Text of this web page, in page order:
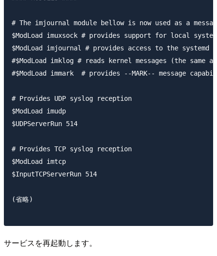
# The imjournal module bellow is now used as a
$ModLoad imuxsock # provides support for local
$ModLoad imjournal # provides access to the systemd
#$ModLoad imklog # reads kernel messages (the same
#$ModLoad immark  # provides --MARK-- message
# Provides UDP syslog reception
$ModLoad imudp
$UDPServerRun 514
# Provides TCP syslog reception
$ModLoad imtcp
$InputTCPServerRun 514
(省略)
サービスを再起動します。